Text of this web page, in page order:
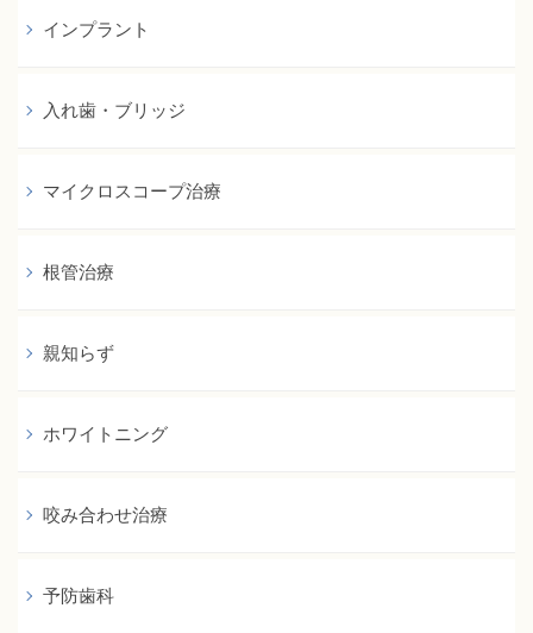
インプラント
入れ歯・ブリッジ
マイクロスコープ治療
根管治療
親知らず
ホワイトニング
咬み合わせ治療
予防歯科